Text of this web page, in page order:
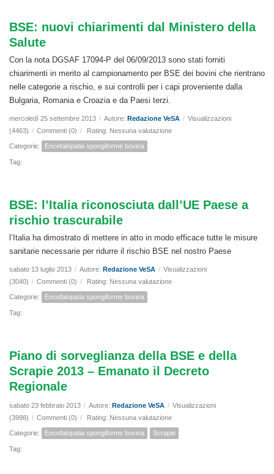
BSE: nuovi chiarimenti dal Ministero della
Salute
Con la nota DGSAF 17094-P del 06/09/2013 sono stati forniti
chiarimenti in merito al campionamento per BSE dei bovini che rientrano
nelle categorie a rischio, e sui controlli per i capi proveniente dalla
Bulgaria, Romania e Croazia e da Paesi terzi.
mercoledì 25 settembre 2013 / Autore: Redazione VeSA / Visualizzazioni
(4463) / Commenti (0) / Rating: Nessuna valutazione
Categorie: Encefalopatia spongiforme bovina
Tag:
BSE: l’Italia riconosciuta dall’UE Paese a
rischio trascurabile
l’Italia ha dimostrato di mettere in atto in modo efficace tutte le misure
sanitarie necessarie per ridurre il rischio BSE nel nostro Paese
sabato 13 luglio 2013 / Autore: Redazione VeSA / Visualizzazioni
(3040) / Commenti (0) / Rating: Nessuna valutazione
Categorie: Encefalopatia spongiforme bovina
Tag:
Piano di sorveglianza della BSE e della
Scrapie 2013 – Emanato il Decreto
Regionale
sabato 23 febbraio 2013 / Autore: Redazione VeSA / Visualizzazioni
(3998) / Commenti (0) / Rating: Nessuna valutazione
Categorie: Encefalopatia spongiforme bovina Scrapie
Tag: